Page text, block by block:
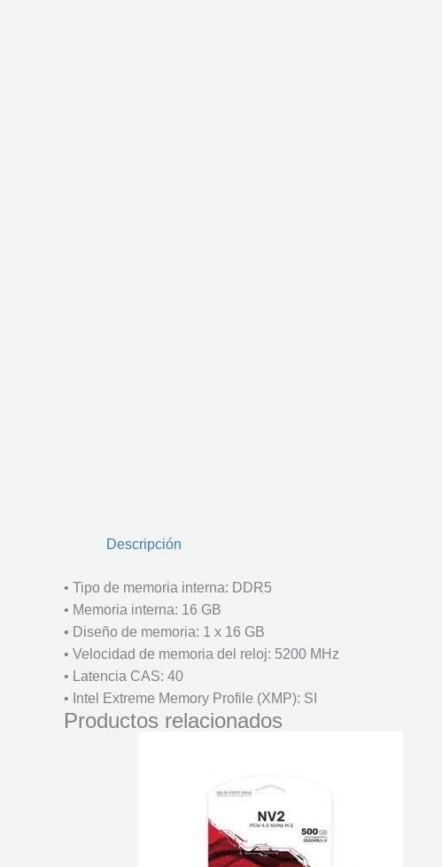
Descripción
• Tipo de memoria interna: DDR5
• Memoria interna: 16 GB
• Diseño de memoria: 1 x 16 GB
• Velocidad de memoria del reloj: 5200 MHz
• Latencia CAS: 40
• Intel Extreme Memory Profile (XMP): SI
Productos relacionados